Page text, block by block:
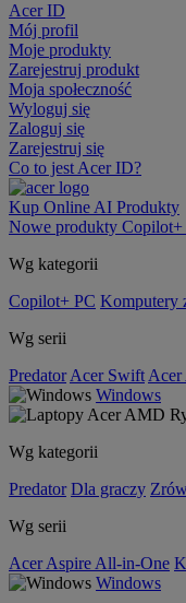
Acer ID
Mój profil
Moje produkty
Zarejestruj produkt
Moja społeczność
Wyloguj się
Zaloguj się
Zarejestruj się
Co to jest Acer ID?
Kup Online AI Produkty
Nowe produkty Copilot+
Wg kategorii
Copilot+ PC Komputery
Wg serii
Predator Acer Swift Acer
Windows
Wg kategorii
Predator Dla graczy
Wg serii
Acer Aspire All-in-One
Windows